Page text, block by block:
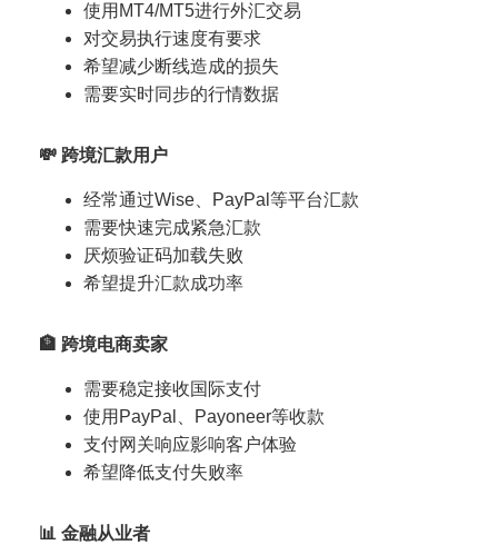
使用MT4/MT5进行外汇交易
对交易执行速度有要求
希望减少断线造成的损失
需要实时同步的行情数据
💸 跨境汇款用户
经常通过Wise、PayPal等平台汇款
需要快速完成紧急汇款
厌烦验证码加载失败
希望提升汇款成功率
🏦 跨境电商卖家
需要稳定接收国际支付
使用PayPal、Payoneer等收款
支付网关响应影响客户体验
希望降低支付失败率
📊 金融从业者